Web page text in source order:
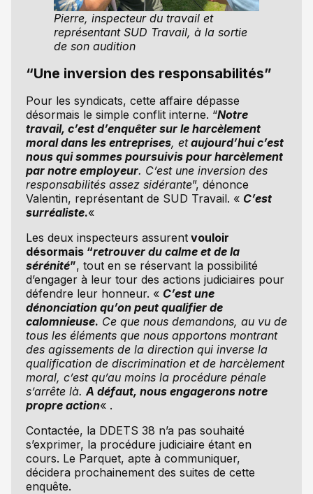
Pierre, inspecteur du travail et
représentant SUD Travail, à la sortie
de son audition
“Une inversion des responsabilités”
Pour les syndicats, cette affaire dépasse
désormais le simple conflit interne. “Notre
travail, c’est d’enquêter sur le harcèlement
moral dans les entreprises, etaujourd’hui c’est
nous qui sommes poursuivis pour harcèlement
par notre employeur. C’est une inversion des
responsabilités assez sidérante”, dénonce
Valentin, représentant de SUD Travail. « C’est
surréaliste.«
Les deux inspecteurs assurentvouloir
désormais “retrouver du calme et de la
sérénité”, tout en se réservant la possibilité
d’engager à leur tour des actions judiciaires pour
défendre leur honneur. « C’est une
dénonciation qu’on peut qualifier de
calomnieuse. Ce que nous demandons, au vu de
tous les éléments que nous apportons montrant
des agissements de la direction qui inverse la
qualification de discrimination et de harcèlement
moral, c’est qu’au moins la procédure pénale
s’arrête là. A défaut, nous engagerons notre
propre action« .
Contactée, la DDETS 38 n’a pas souhaité
s’exprimer, la procédure judiciaire étant en
cours. Le Parquet, apte à communiquer,
décidera prochainement des suites de cette
enquête.